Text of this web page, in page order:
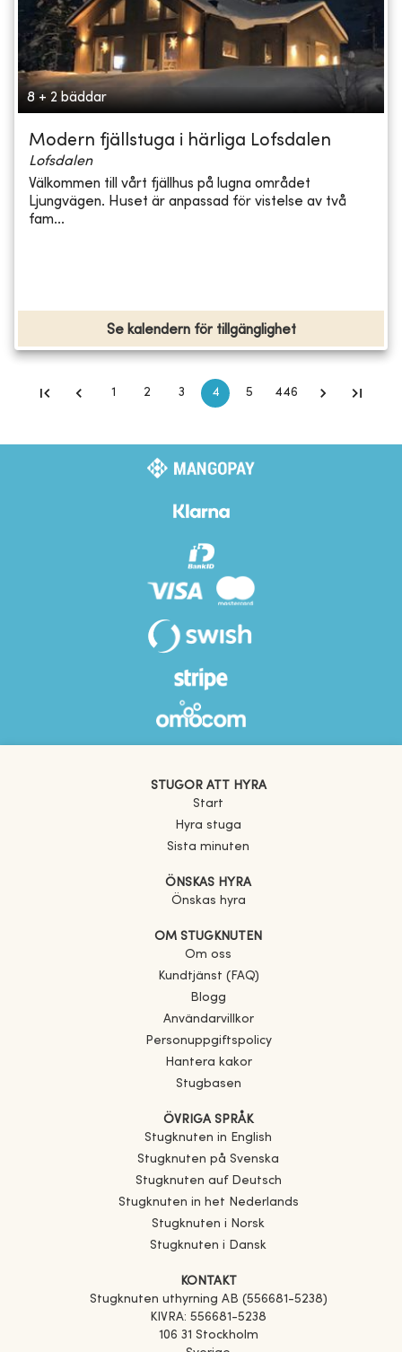
8 + 2 bäddar
Modern fjällstuga i härliga Lofsdalen
Lofsdalen
Välkommen till vårt fjällhus på lugna området
Ljungvägen. Huset är anpassad för vistelse av två
fam...
Se kalendern för tillgänglighet
1 2 3 4 5 446
STUGOR ATT HYRA
Start
Hyra stuga
Sista minuten
ÖNSKAS HYRA
Önskas hyra
OM STUGKNUTEN
Om oss
Kundtjänst (FAQ)
Blogg
Användarvillkor
Personuppgiftspolicy
Hantera kakor
Stugbasen
ÖVRIGA SPRÅK
Stugknuten in English
Stugknuten på Svenska
Stugknuten auf Deutsch
Stugknuten in het Nederlands
Stugknuten i Norsk
Stugknuten i Dansk
KONTAKT
Stugknuten uthyrning AB (556681-5238)
KIVRA: 556681-5238
106 31 Stockholm